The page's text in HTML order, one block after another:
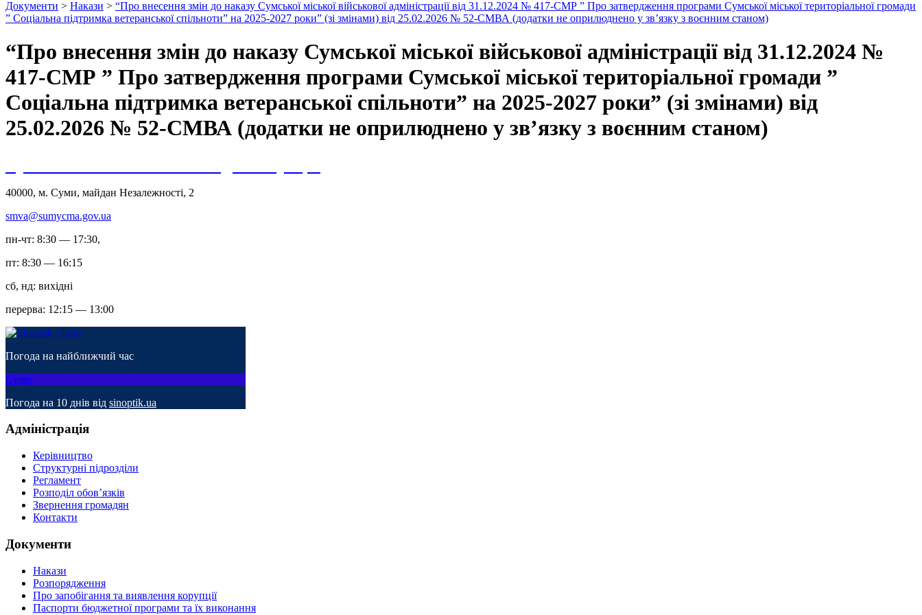
Документи > Накази > “Про внесення змін до наказу Сумської міської військової адміністрації від 31.12.2024 № 417-СМР ” Про затвердження програми Сумської міської територіальної громади
” Соціальна підтримка ветеранської спільноти” на 2025-2027 роки” (зі змінами) від 25.02.2026 № 52-СМВА (додатки не оприлюднено у зв’язку з воєнним станом)
“Про внесення змін до наказу Сумської міської військової адміністрації від 31.12.2024 №
417-СМР ” Про затвердження програми Сумської міської територіальної громади ”
Соціальна підтримка ветеранської спільноти” на 2025-2027 роки” (зі змінами) від
25.02.2026 № 52-СМВА (додатки не оприлюднено у зв’язку з воєнним станом)
40000, м. Суми, майдан Незалежності, 2
smva@sumycma.gov.ua
пн-чт: 8:30 — 17:30,
пт: 8:30 — 16:15
сб, нд: вихідні
перерва: 12:15 — 13:00
Погода на найближчий час
Суми
Погода на 10 днів від sinoptik.ua
Адміністрація
Керівництво
Структурні підрозділи
Регламент
Розподіл обов’язків
Звернення громадян
Контакти
Документи
Накази
Розпорядження
Про запобігання та виявлення корупції
Паспорти бюджетної програми та їх виконання